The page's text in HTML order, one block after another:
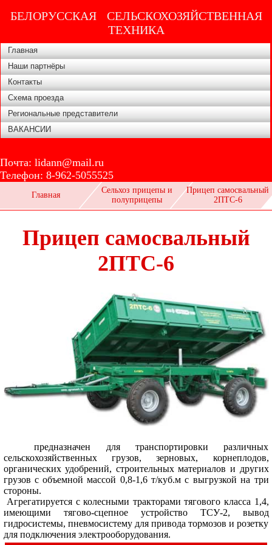
БЕЛОРУССКАЯ СЕЛЬСКОХОЗЯЙСТВЕННАЯ
ТЕХНИКА
Главная
Наши партнёры
Контакты
Схема проезда
Региональные представители
ВАКАНСИИ
Почта: lidann@mail.ru
Телефон: 8-962-5055525
Главная
Сельхоз прицепы и
полуприцепы
Прицеп самосвальный
2ПТС-6
Прицеп самосвальный
2ПТС-6
предназначен для транспортировки различных
сельскохозяйственных грузов, зерновых, корнеплодов,
органических удобрений, строительных материалов и других
грузов с объемной массой 0,8-1,6 т/куб.м с выгрузкой на три
стороны.
Агрегатируется с колесными тракторами тягового класса 1,4,
имеющими тягово-сцепное устройство ТСУ-2, вывод
гидросистемы, пневмосистему для привода тормозов и розетку
для подключения электрооборудования.